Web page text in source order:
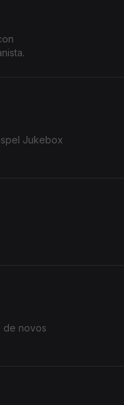
Jukebox
de novos